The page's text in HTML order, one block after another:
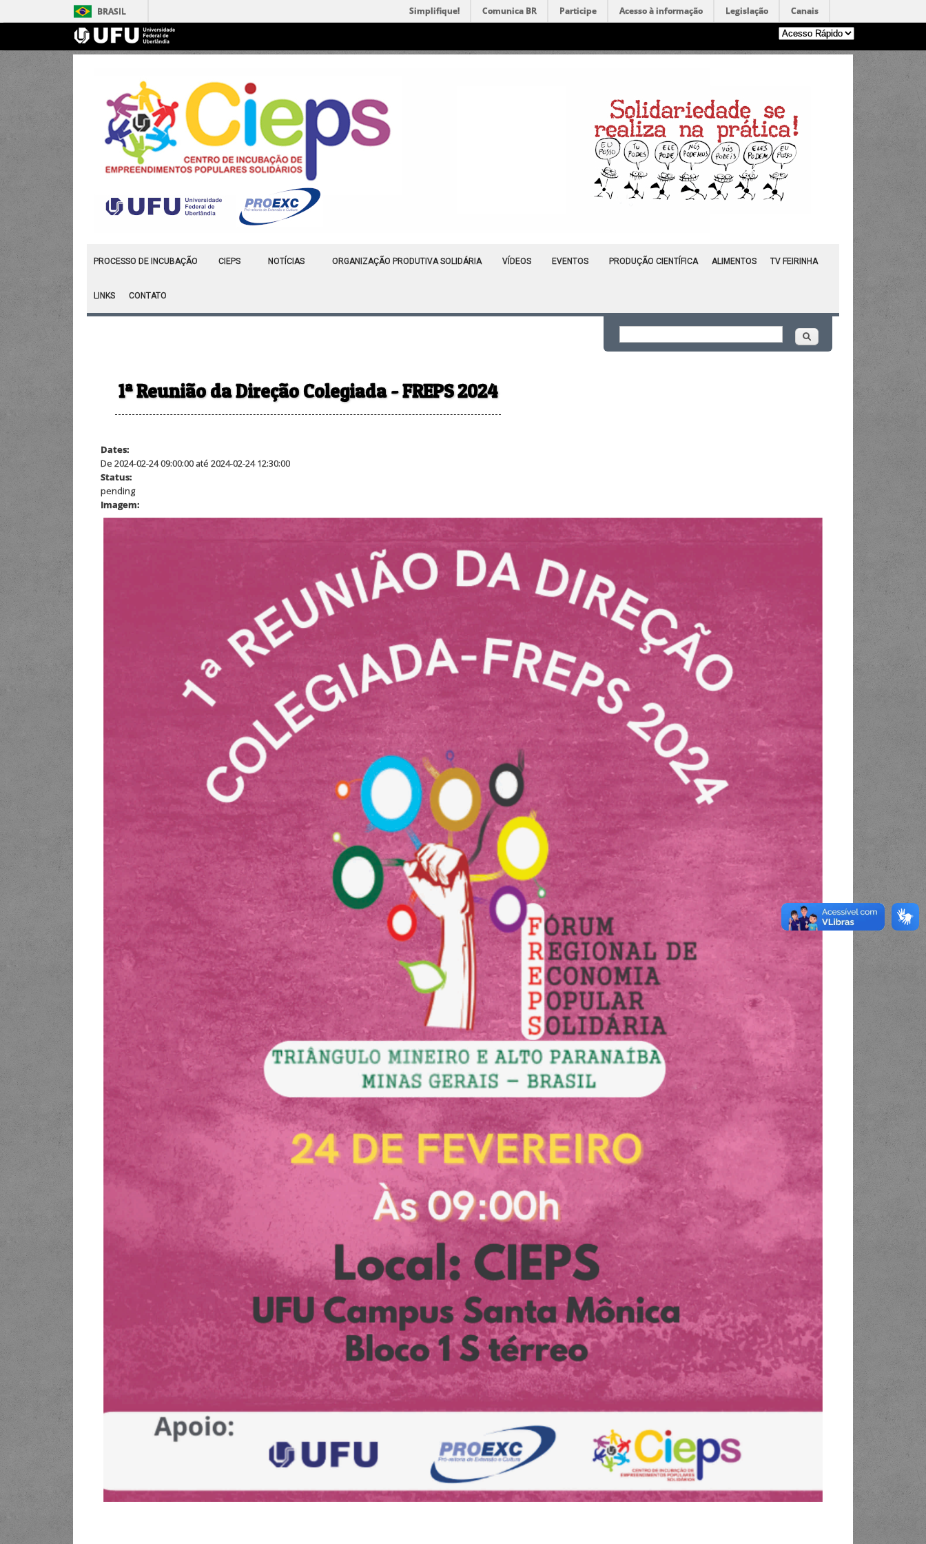
BRASIL Simplifique! Comunica BR Participe Acesso à informação Legislação Canais
PROCESSO DE INCUBAÇÃO CIEPS NOTÍCIAS ORGANIZAÇÃO PRODUTIVA SOLIDÁRIA VÍDEOS EVENTOS PRODUÇÃO CIENTÍFICA ALIMENTOS TV FEIRINHA
LINKS CONTATO
Formulário de busca
Buscar
1ª Reunião da Direção Colegiada - FREPS 2024
Dates:
De 2024-02-24 09:00:00 até 2024-02-24 12:30:00
Status:
pending
Imagem: